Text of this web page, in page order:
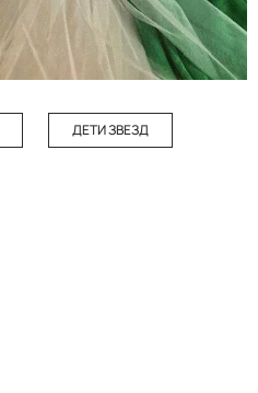
ДЕТИ ЗВЕЗД